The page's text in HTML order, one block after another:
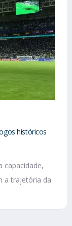
históricos
capacidade,
a trajetória da